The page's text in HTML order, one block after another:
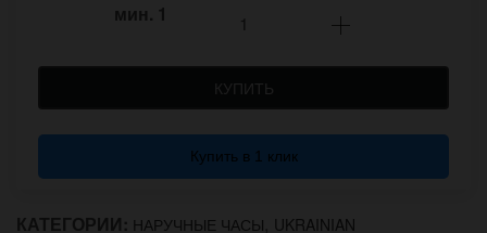
мин. 1
КУПИТЬ
Купить в 1 клик
КАТЕГОРИИ: НАРУЧНЫЕ ЧАСЫ, UKRAINIAN